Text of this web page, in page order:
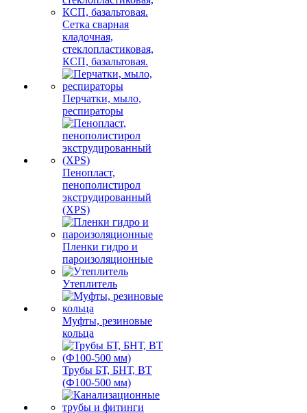
Сетка сварная
кладочная,
стеклопластиковая,
КСП, базальтовая.
Перчатки, мыло,
респираторы
Пенопласт,
пенополистирол
экструдированный
(XPS)
Пленки гидро и
пароизоляционные
Утеплитель
Муфты, резиновые
кольца
Трубы БТ, БНТ, ВТ
(Ф100-500 мм)